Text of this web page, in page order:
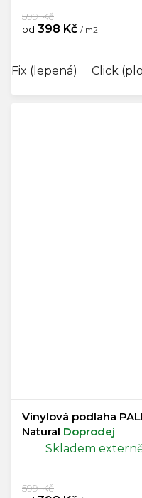
od 398 Kč / m2
599 Kč
Fix (lepená) Click
Vinylová podlaha
Natural Doprodej
Skladem
599 Kč